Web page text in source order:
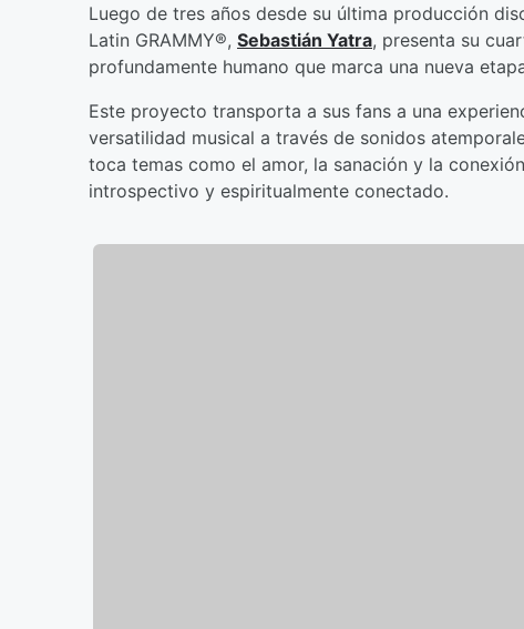
Luego de tres años desde su última producción
Latin GRAMMY®, Sebastián Yatra, presenta su
profundamente humano que marca una nueva
Este proyecto transporta a sus fans a una
versatilidad musical a través de sonidos
toca temas como el amor, la sanación y la
introspectivo y espiritualmente conectado.